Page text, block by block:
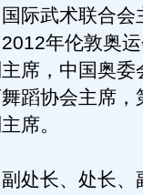
际武术联合会
年伦敦奥
席，中国奥委
蹈协会主席
席。
长、处长、